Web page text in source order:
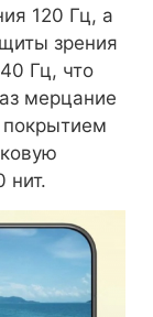
120 Гц, а
зрения
Гц, что
мерцание
нит.